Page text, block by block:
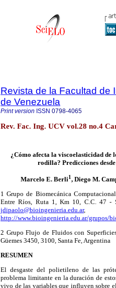
Revista de la Facultad de
de Venezuela
Print version ISSN 0798-4065
Rev. Fac. Ing. UCV vol.28 no.4
¿Cómo afecta la viscoelasticidad de
rodilla? Predicciones
Marcelo E. Berli1, Diego M.
1 Grupo de Biomecánica
Entre Ríos, Ruta 1, Km 10, C.C. 47 -
jdipaolo@bioingenieria.edu.ar,
http://www.bioingenieria.edu.ar/grupos/
2 Grupo Flujo de Fluidos con
Güemes 3450, 3100, Santa Fe, Argentina
RESUMEN
El desgaste del polietileno de las
problema limitante en la duración de
vivo de las variables que influyen sobre